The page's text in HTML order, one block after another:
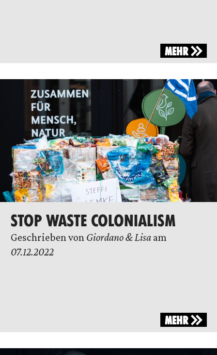
MEHR
STOP WASTE COLONIALISM
Geschrieben von Giordano & Lisaam
07.12.2022
MEHR